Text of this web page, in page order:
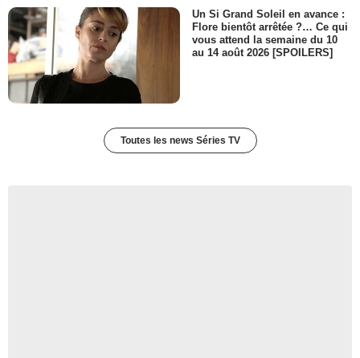
Un Si Grand Soleil en avance :
Flore bientôt arrêtée ?… Ce qui
vous attend la semaine du 10
au 14 août 2026 [SPOILERS]
Toutes les news Séries TV